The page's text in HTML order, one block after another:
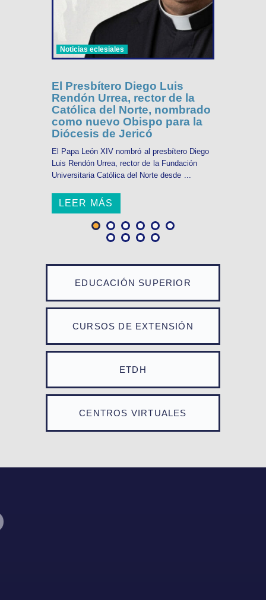
EDUCACIÓN SUPERIOR
CURSOS DE EXTENSIÓN
ETDH
CENTROS VIRTUALES
Noticias eclesiales
El Presbítero Diego Luis
Rendón Urrea, rector de la
Católica del Norte, nombrado
como nuevo Obispo para la
Diócesis de Jericó
El Papa León XIV nombró al presbítero Diego
Luis Rendón Urrea, rector de la Fundación
Universitaria Católica del Norte desde ...
LEER MÁS